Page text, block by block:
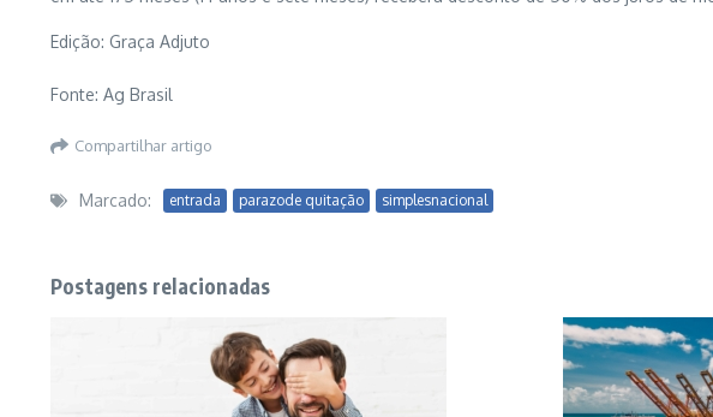
Edição: Graça Adjuto
Fonte: Ag Brasil
Compartilhar artigo
Marcado: entrada parazode quitação simplesnacional
Postagens relacionadas